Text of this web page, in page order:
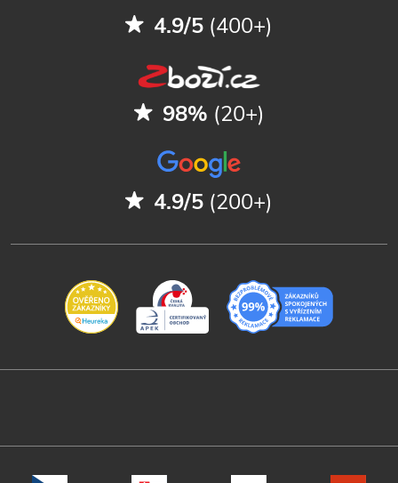
4.9/5 (400+)
98% (20+)
4.9/5 (200+)